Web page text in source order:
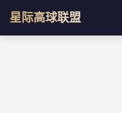
星际高球联盟